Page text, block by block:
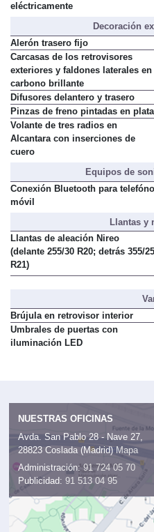
eléctricamente
Decoración
Alerón trasero fijo
Carcasas de los retrovisores
exteriores y faldones laterales en
carbono brillante
Difusores delantero y trasero
Pinzas de freno pintadas en plata
Volante de tres radios en
Alcantara con inserciones de
cuero
Equipos de
Conexión Bluetooth para telefóno
móvil
Llantas y
Llantas de aleación Nireo
(delante 255/30 R20; detrás 355/25
R21)
Brújula en retrovisor interior
Umbrales de puertas con
iluminación LED
NUESTRAS OFICINAS
Avda. San Pablo 28 - Nave 27,
28823 Coslada (Madrid) Mapa
Administración: 91 724 05 70
Publicidad: 91 513 04 95